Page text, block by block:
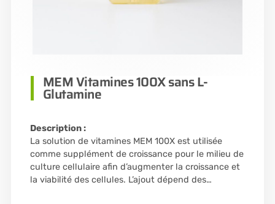
MEM Vitamines 100X sans L-
Glutamine
Description :
La solution de vitamines MEM 100X est utilisée
comme supplément de croissance pour le milieu de
culture cellulaire afin d’augmenter la croissance et
la viabilité des cellules. L’ajout dépend des…